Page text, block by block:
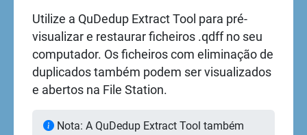
Utilize a QuDedup Extract Tool para pré-
visualizar e restaurar ficheiros .qdff no seu
computador. Os ficheiros com eliminação de
duplicados também podem ser visualizados
e abertos na File Station.
Nota: A QuDedup Extract Tool também